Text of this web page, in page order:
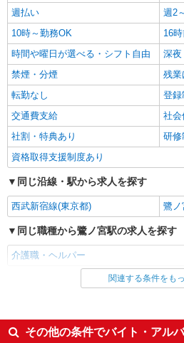
株式会社kotrio /●SW-H2-2099017
[ 綺麗 ]高級シニア
りなど/鷺ノ宮駅
時給1650円〜
通費全支給(ガソリン
中野区｜最寄駅
派遣社員
株式会社kotrio /●SW-H2-2017828
≪野方駅≫日勤のみ
時給1650円〜
通費全支給(ガソリン
キープ
株式会社kotrio /●SW-H2-1512045
「この職場、平和
週払い
週2
10時～勤務OK
16
時間や曜日が選べる・シフト自由
深夜
禁煙・分煙
残業
転勤なし
登録
交通費支給
社会
社割・特典あり
研修
資格取得支援制度あり
同じ沿線・駅から求人を探す
西武新宿線(東京都) 鷺ノ
同じ職種から鷺ノ宮駅の求人を探す
介護職・ヘルパー
同じ雇用形態から鷺ノ宮駅の求人を
派遣社員
紹
関連する条件をも
その他の条件でバイト・アル